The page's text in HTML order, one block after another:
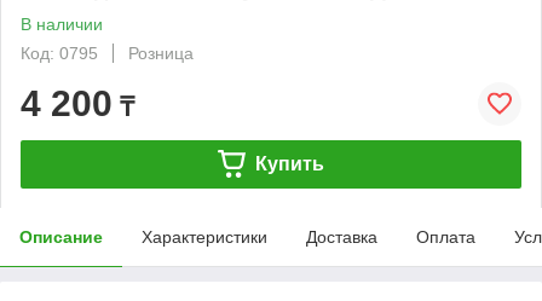
В наличии
Код: 0795
Розница
4 200 ₸
Купить
Описание Характеристики Доставка Оплата